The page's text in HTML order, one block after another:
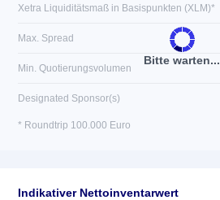
Bitte warten...
Xetra Liquiditätsmaß in Basispunkten (XLM)*
Max. Spread
Min. Quotierungsvolumen
Designated Sponsor(s)
* Roundtrip 100.000 Euro
Indikativer Nettoinventarwert